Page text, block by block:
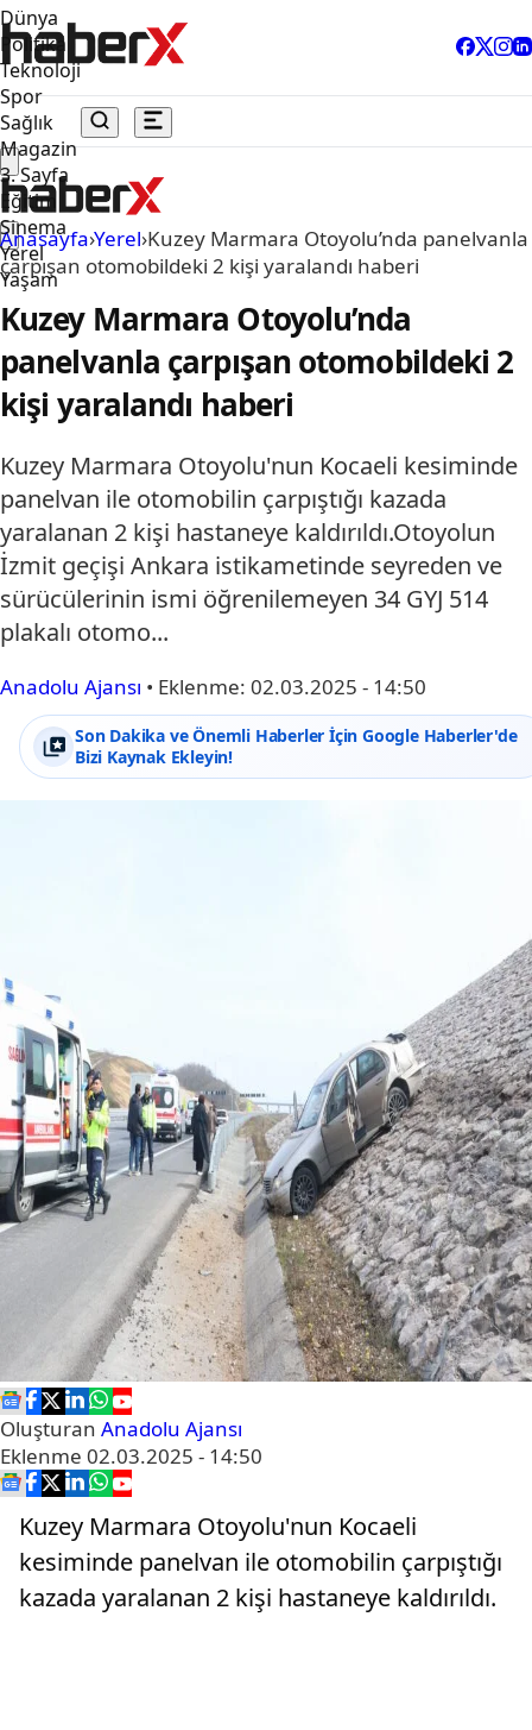
Dünya
Politika
Teknoloji
Spor
Sağlık
Magazin
3. Sayfa
Eğitim
Sinema
Yerel
Yaşam
Anasayfa›Yerel›Kuzey Marmara Otoyolu’nda panelvanla
çarpışan otomobildeki 2 kişi yaralandı haberi
Kuzey Marmara Otoyolu’nda
panelvanla çarpışan otomobildeki 2
kişi yaralandı haberi
Kuzey Marmara Otoyolu'nun Kocaeli kesiminde
panelvan ile otomobilin çarpıştığı kazada
yaralanan 2 kişi hastaneye kaldırıldı.Otoyolun
İzmit geçişi Ankara istikametinde seyreden ve
sürücülerinin ismi öğrenilemeyen 34 GYJ 514
plakalı otomo...
Anadolu Ajansı • Eklenme: 02.03.2025 - 14:50
Son Dakika ve Önemli Haberler İçin Google Haberler'de
Bizi Kaynak Ekleyin!
Oluşturan Anadolu Ajansı
Eklenme 02.03.2025 - 14:50
Kuzey Marmara Otoyolu'nun Kocaeli
kesiminde panelvan ile otomobilin çarpıştığı
kazada yaralanan 2 kişi hastaneye kaldırıldı.